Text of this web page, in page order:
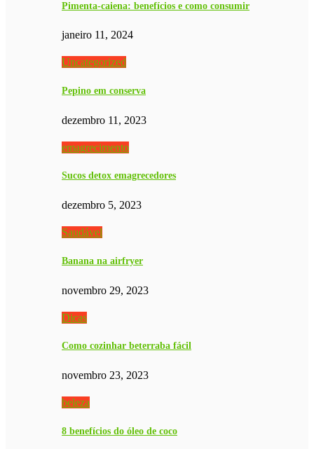
Pimenta-caiena: benefícios e como consumir
janeiro 11, 2024
Uncategorized
Pepino em conserva
dezembro 11, 2023
emagrecimento
Sucos detox emagrecedores
dezembro 5, 2023
Saudável
Banana na airfryer
novembro 29, 2023
Dicas
Como cozinhar beterraba fácil
novembro 23, 2023
beleza
8 benefícios do óleo de coco